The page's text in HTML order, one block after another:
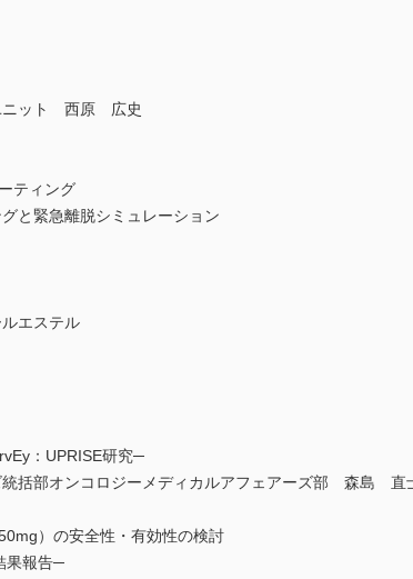
ニット 西原 広史
ティング
と緊急離脱シミュレーション
エステル
：UPRISE研究─
統括部オンコロジーメディカルアフェアーズ部 森島 直
）の安全性・有効性の検討
果報告─